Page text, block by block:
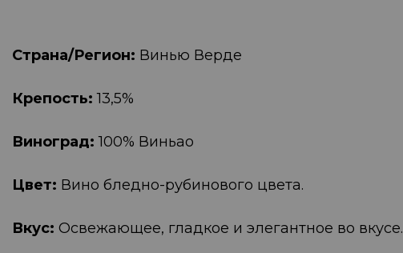
Страна/Регион: Винью Верде
Крепость:13,5%
Виноград: 100% Виньао
Цвет: Вино бледно-рубинового цвета.
Вкус: Освежающее, гладкое и элегантное во вкусе.